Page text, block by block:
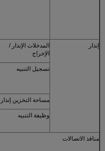
إنذار
المدخلات الإنذار /
الإخراج
تسجيل التنبيه
مساحة التخزين إنذار
وظيفة التنبيه
منافذ الاتصالات